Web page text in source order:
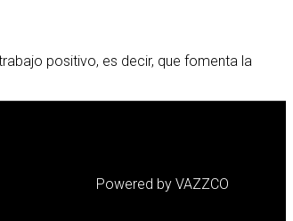
positivo, es decir, que fomenta la
Powered by VAZZCO